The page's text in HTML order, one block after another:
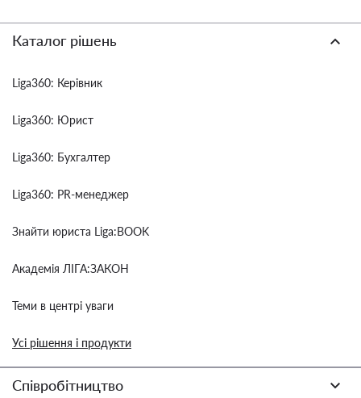
Каталог рішень
Liga360: Керівник
Liga360: Юрист
Liga360: Бухгалтер
Liga360: PR-менеджер
Знайти юриста Liga:BOOK
Академія ЛІГА:ЗАКОН
Теми в центрі уваги
Усі рішення і продукти
Співробітництво